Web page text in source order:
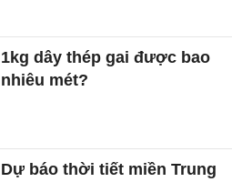
1kg dây thép gai được bao
nhiêu mét?
Dự báo thời tiết miền Trung